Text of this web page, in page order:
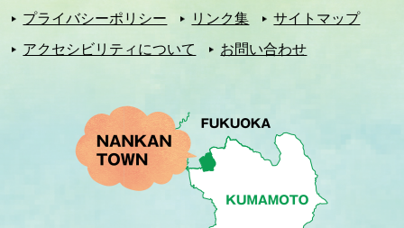
プライバシーポリシー リンク集
サイトマップ
アクセシビリティについて
お問い合わせ